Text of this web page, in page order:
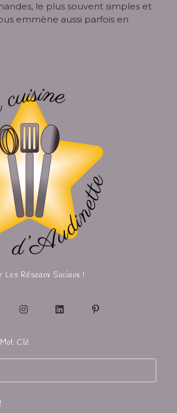
le plus souvent simples et
emmène aussi parfois en
Réseaux Sociaux !
Clé